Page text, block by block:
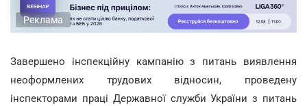
Реклама
Завершено інспекційну кампанію з питань виявлення
неоформлених трудових відносин, проведену
інспекторами праці Державної служби України з питань